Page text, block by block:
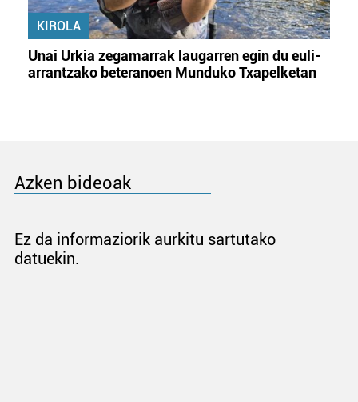
KIROLA
Unai Urkia zegamarrak laugarren egin du euli-
arrantzako beteranoen Munduko Txapelketan
Azken bideoak
Ez da informaziorik aurkitu sartutako
datuekin.